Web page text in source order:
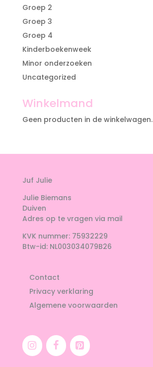
Groep 2
Groep 3
Groep 4
Kinderboekenweek
Minor onderzoeken
Uncategorized
Winkelmand
Geen producten in de winkelwagen.
Juf Julie
Julie Biemans
Duiven
Adres op te vragen via mail
KVK nummer: 75932229
Btw-id: NL003034079B26
Contact
Privacy verklaring
Algemene voorwaarden